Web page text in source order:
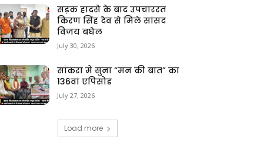
सड़क हादसे के बाद उपचाररत
किरण सिंह देव से मिले सांसद
विजय बघेल
July 30, 2026
सांकरा में सुना “मन की बात” का
136वां एपिसोड
July 27, 2026
Load more